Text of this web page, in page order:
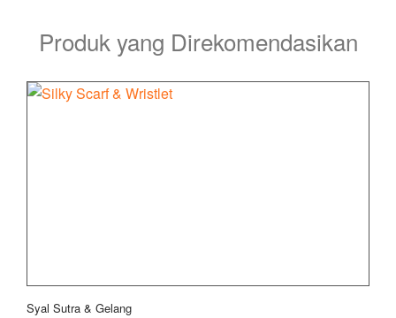
Produk yang Direkomendasikan
Syal Sutra & Gelang